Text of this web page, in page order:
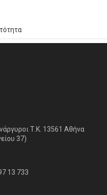
Τ.Κ. 13561 Αθήνα
37)
13 733